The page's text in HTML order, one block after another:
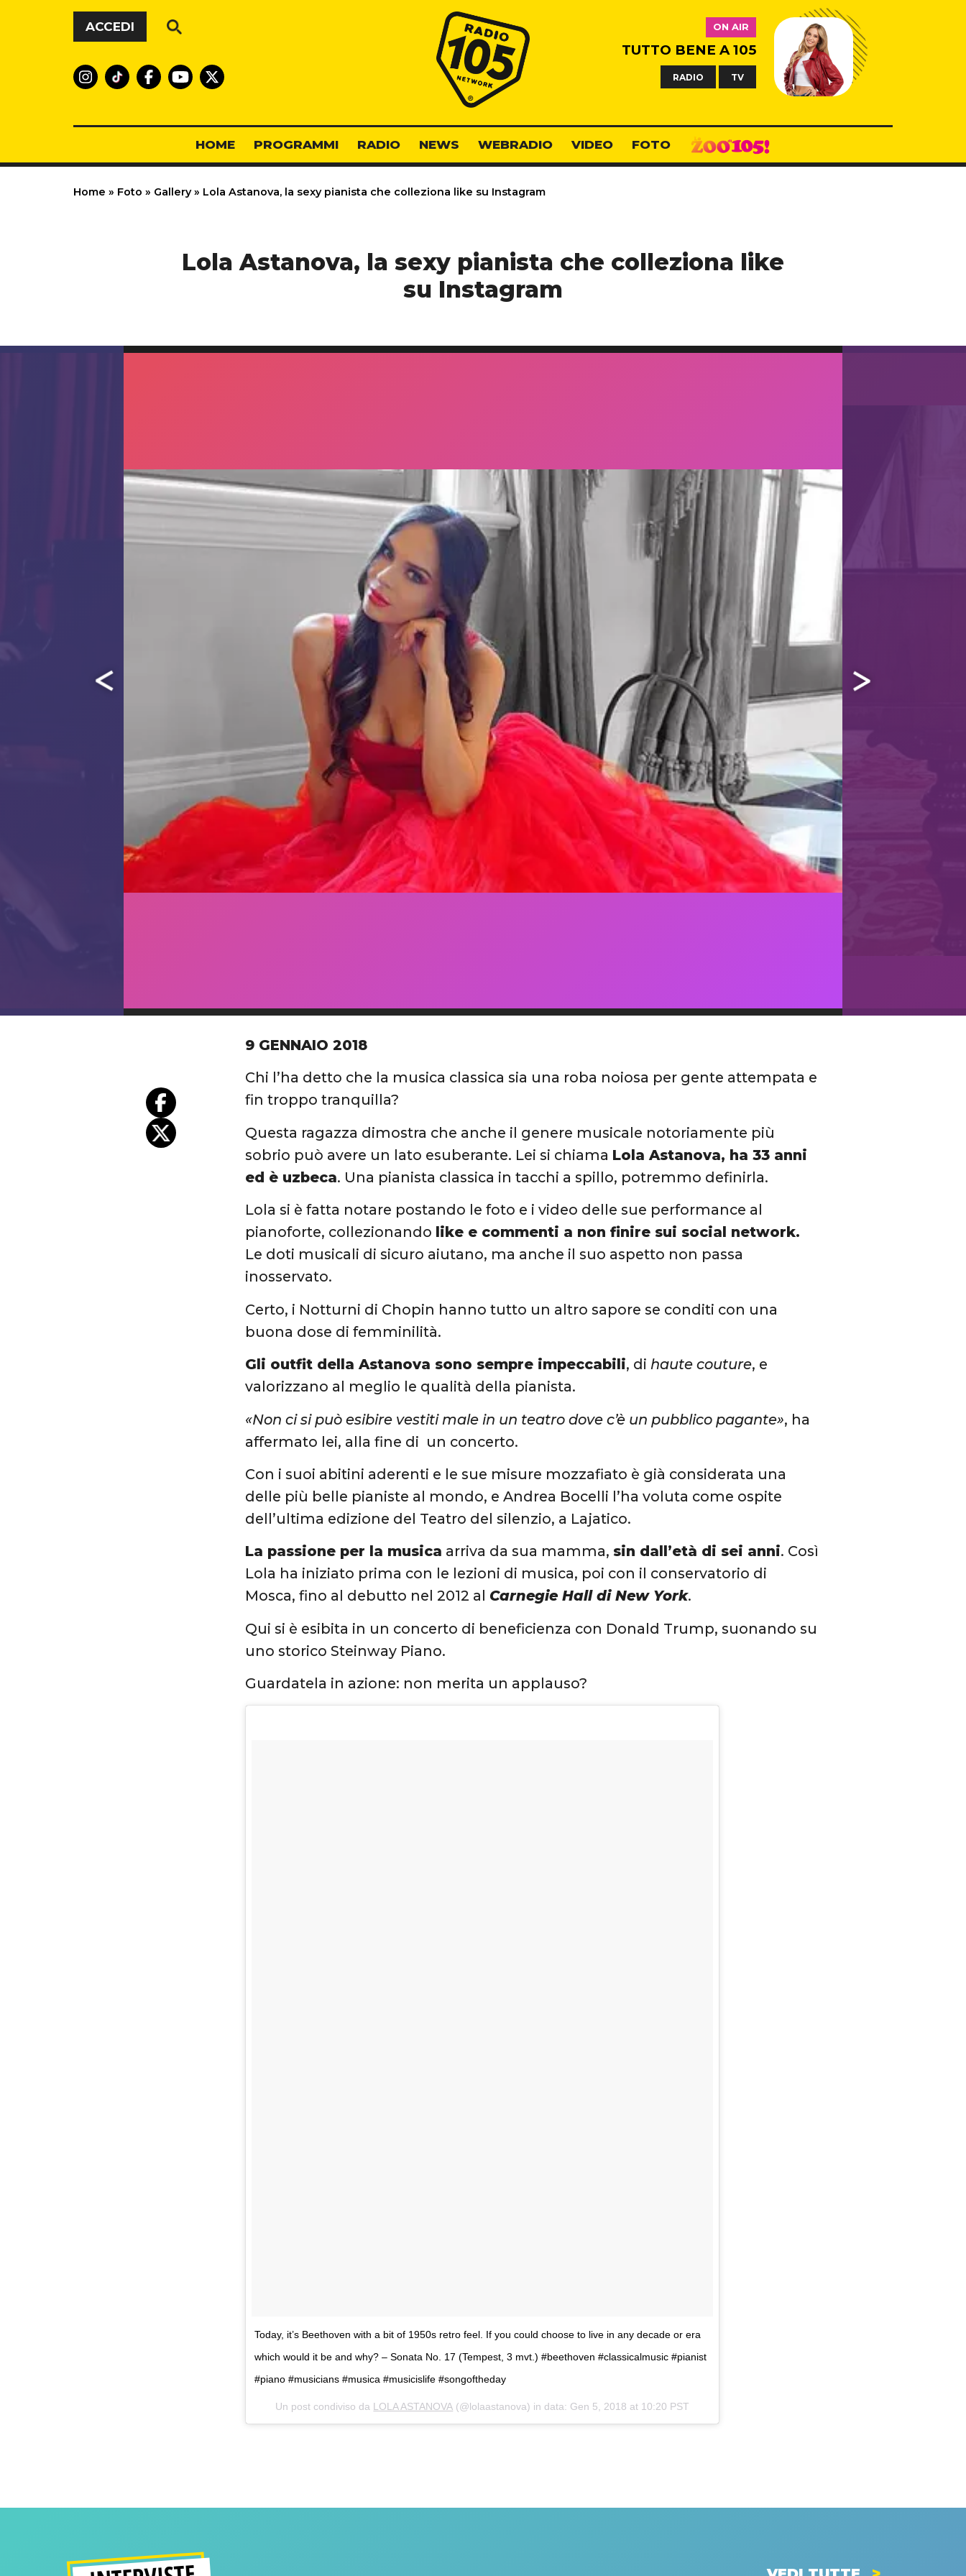
Vai al contenuto
ACCEDI
Radio 105
ON AIR
TUTTO BENE A 105
RADIO TV
HOME PROGRAMMI RADIO NEWS WEBRADIO VIDEO FOTO
Home » Foto » Gallery » Lola Astanova, la sexy pianista che colleziona like su Instagram
Lola Astanova, la sexy pianista che colleziona like
su Instagram
9 GENNAIO 2018
Chi l’ha detto che la musica classica sia una roba noiosa per gente attempata e
fin troppo tranquilla?
Questa ragazza dimostra che anche il genere musicale notoriamente più
sobrio può avere un lato esuberante. Lei si chiama Lola Astanova, ha 33 anni
ed è uzbeca. Una pianista classica in tacchi a spillo, potremmo definirla.
Lola si è fatta notare postando le foto e i video delle sue performance al
pianoforte, collezionando like e commenti a non finire sui social network.
Le doti musicali di sicuro aiutano, ma anche il suo aspetto non passa
inosservato.
Certo, i Notturni di Chopin hanno tutto un altro sapore se conditi con una
buona dose di femminilità.
Gli outfit della Astanova sono sempre impeccabili, dihaute couture, e
valorizzano al meglio le qualità della pianista.
«Non ci si può esibire vestiti male in un teatro dove c’è un pubblico pagante», ha
affermato lei, alla fine di un concerto.
Con i suoi abitini aderenti e le sue misure mozzafiato è già considerata una
delle più belle pianiste al mondo, e Andrea Bocelli l’ha voluta come ospite
dell’ultima edizione del Teatro del silenzio, a Lajatico.
La passione per la musica arriva da sua mamma, sin dall’età di sei anni. Così
Lola ha iniziato prima con le lezioni di musica, poi con il conservatorio di
Mosca, fino al debutto nel 2012 al Carnegie Hall di New York.
Qui si è esibita in un concerto di beneficienza con Donald Trump, suonando su
uno storico Steinway Piano.
Guardatela in azione: non merita un applauso?
Today, it’s Beethoven with a bit of 1950s retro feel. If you could choose to live in any decade or era
which would it be and why? – Sonata No. 17 (Tempest, 3 mvt.) #beethoven #classicalmusic #pianist
#piano #musicians #musica #musicislife #songoftheday
Un post condiviso da LOLA ASTANOVA (@lolaastanova) in data: Gen 5, 2018 at 10:20 PST